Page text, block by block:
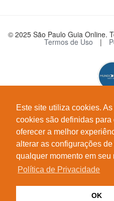
Este site utiliza cookies.
cookies são definidas para
oferecer a melhor
alterar as configurações
qualquer momento em seu
Política de Privacidade
OK
© 2025 São Paulo Guia Online.
Termos de Uso |